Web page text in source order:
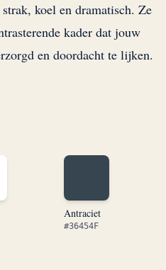
koel en dramatisch. Ze
kader dat jouw
en doordacht te lijken.
Antraciet
#36454F